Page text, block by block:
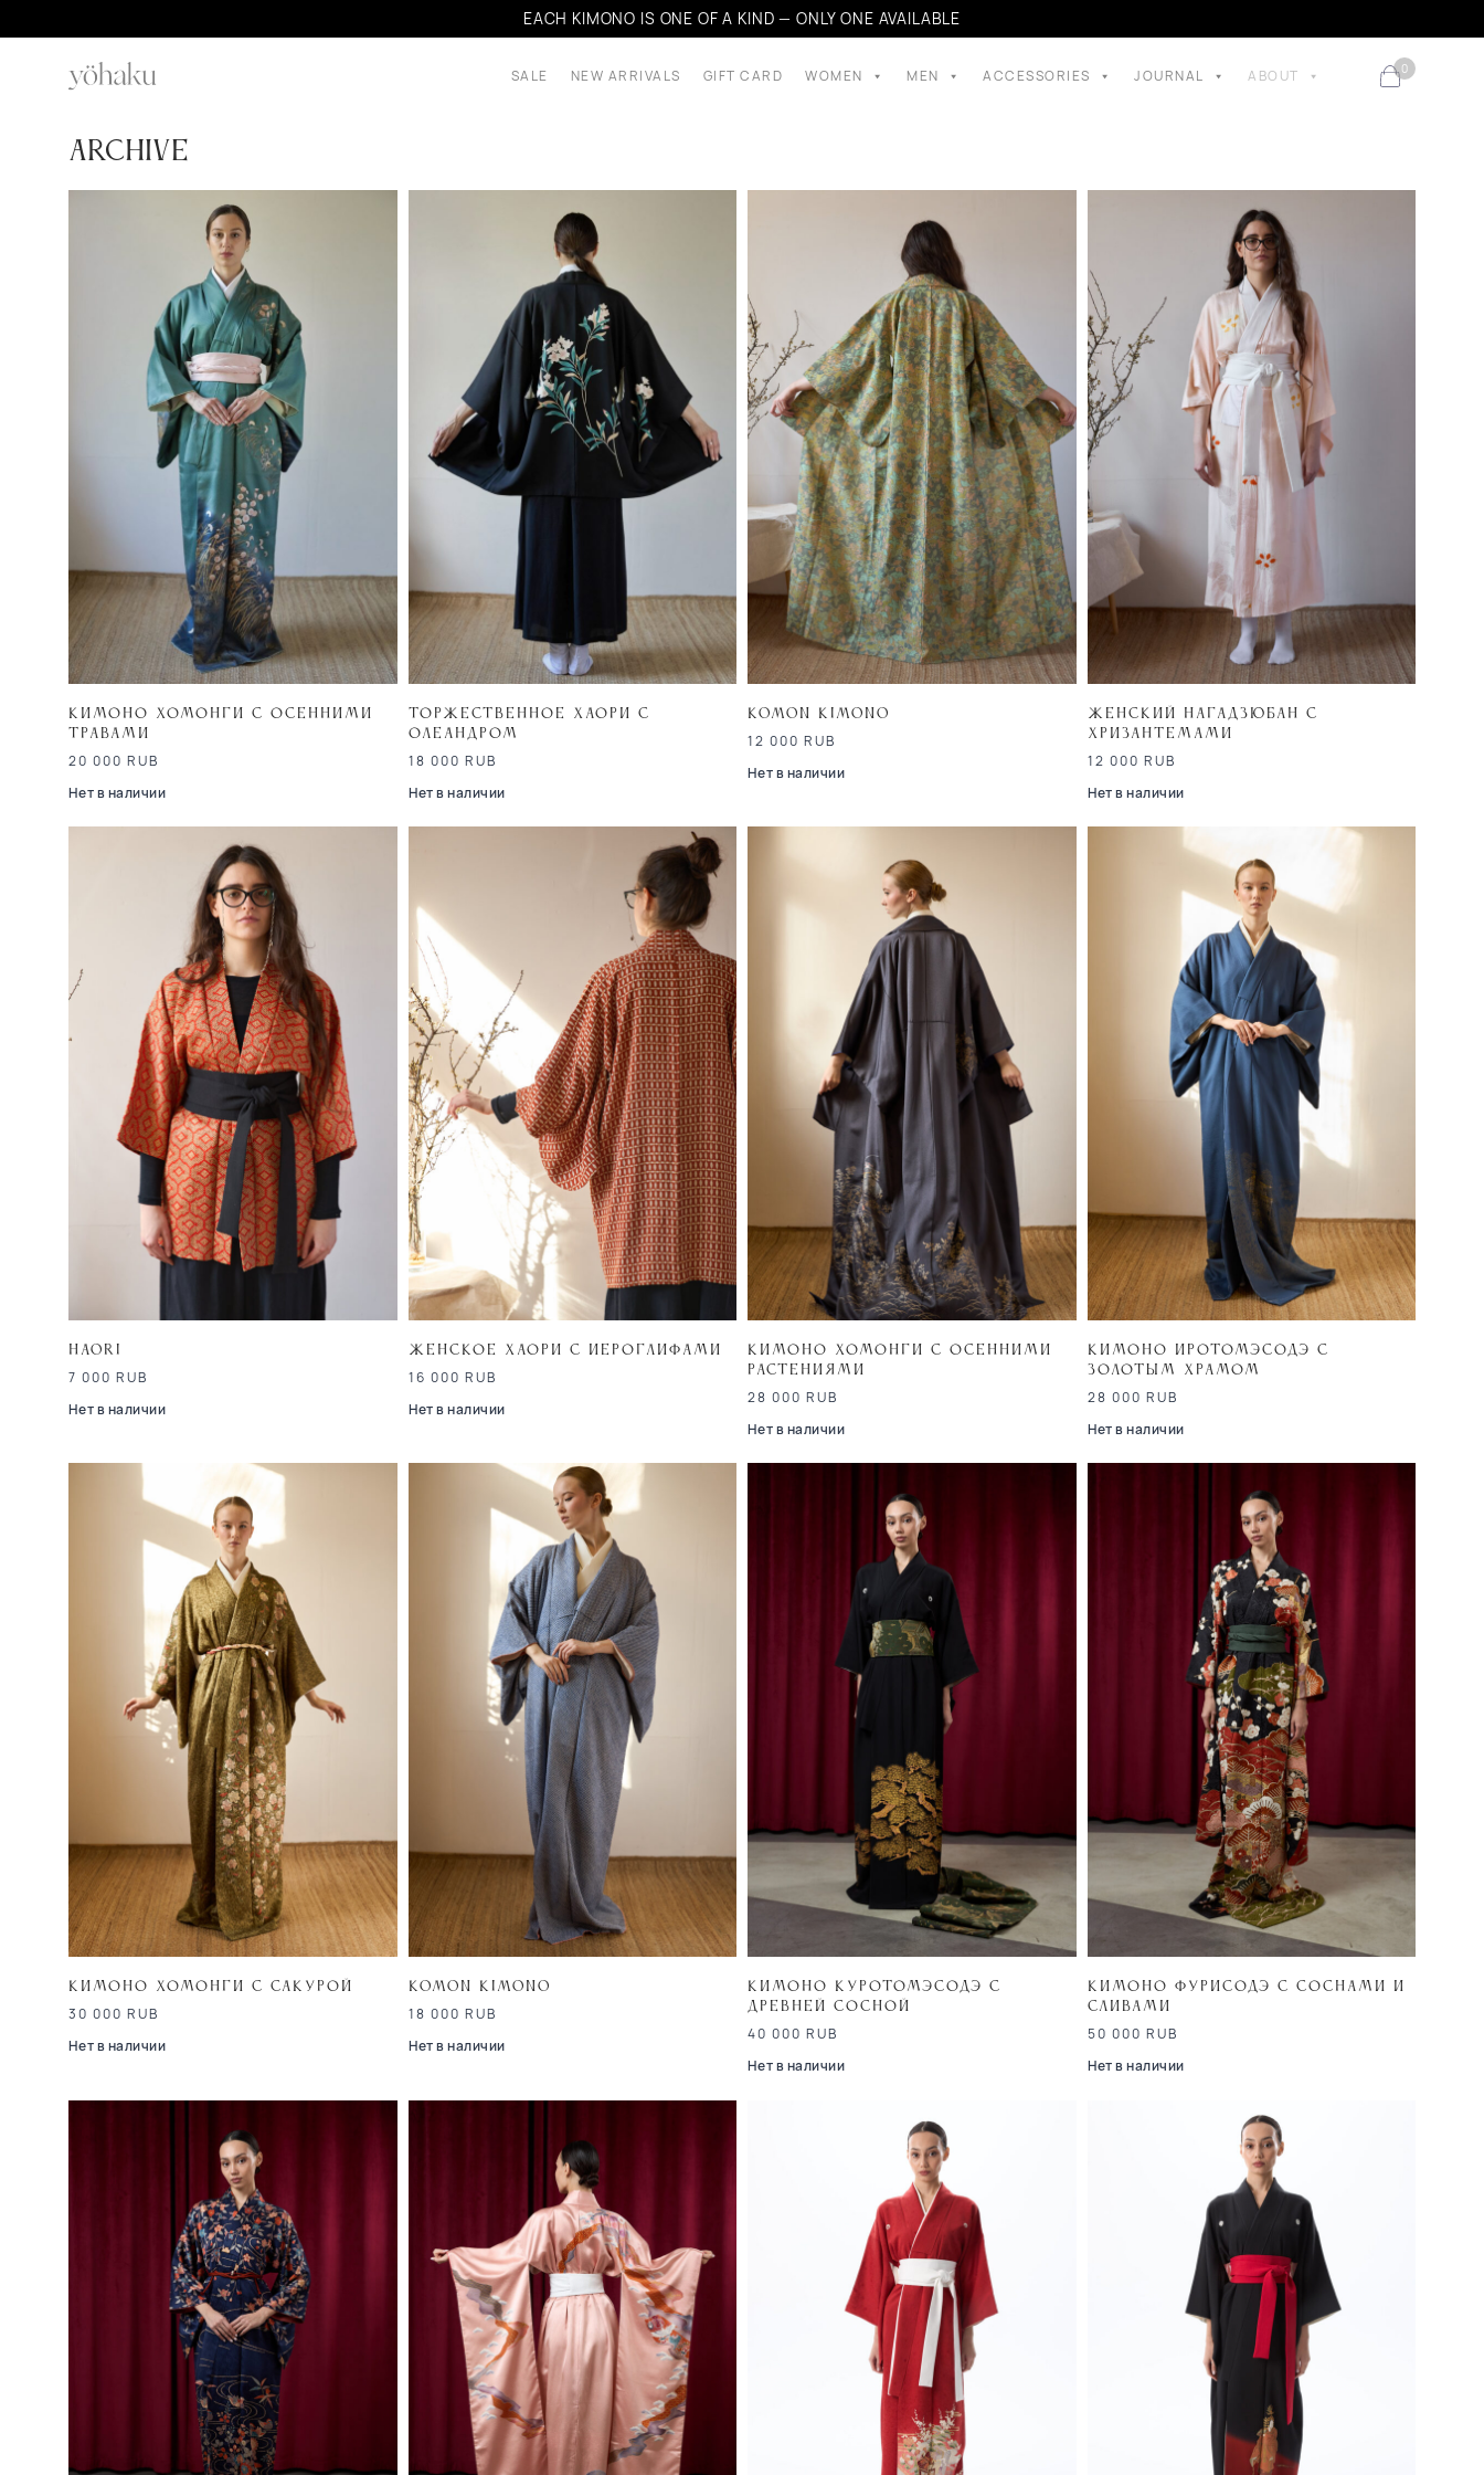
EACH KIMONO IS ONE OF A KIND — ONLY ONE AVAILABLE
SALE NEW ARRIVALS GIFT CARD WOMEN MEN ACCESSORIES JOURNAL ABOUT 0
Archive
Кимоно хомонги с осенними
травами
20 000 RUB
Нет в наличии
Торжественное хаори с
олеандром
18 000 RUB
Нет в наличии
Komon Kimono
12 000 RUB
Нет в наличии
Женский нагадзюбан с
хризантемами
12 000 RUB
Нет в наличии
Haori
7 000 RUB
Нет в наличии
Женское хаори с иероглифами
16 000 RUB
Нет в наличии
Кимоно хомонги с осенними
растениями
28 000 RUB
Нет в наличии
Кимоно иротомэсодэ с
Золотым храмом
28 000 RUB
Нет в наличии
Кимоно хомонги с сакурой
30 000 RUB
Нет в наличии
Komon Kimono
18 000 RUB
Нет в наличии
Кимоно куротомэсодэ с
древней сосной
40 000 RUB
Нет в наличии
Кимоно фурисодэ с соснами и
сливами
50 000 RUB
Нет в наличии